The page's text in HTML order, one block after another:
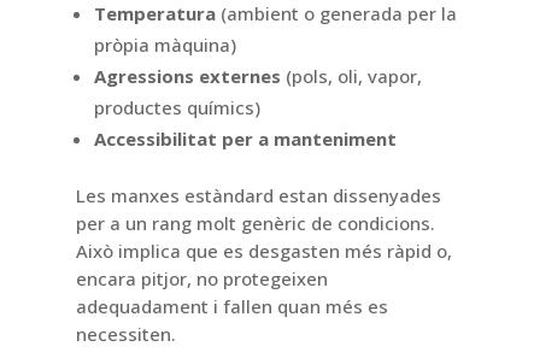
Temperatura(ambient o generada per la
pròpia màquina)
Agressions externes (pols, oli, vapor,
productes químics)
Accessibilitat per a manteniment
Les manxes estàndard estan dissenyades
per a un rang molt genèric de condicions.
Això implica que es desgasten més ràpid o,
encara pitjor, no protegeixen
adequadament i fallen quan més es
necessiten.